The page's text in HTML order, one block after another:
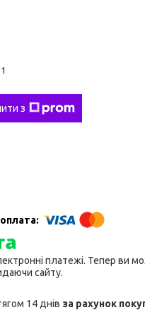
з
платежі. Тепер ви
сайту.
14 днів за рахунок